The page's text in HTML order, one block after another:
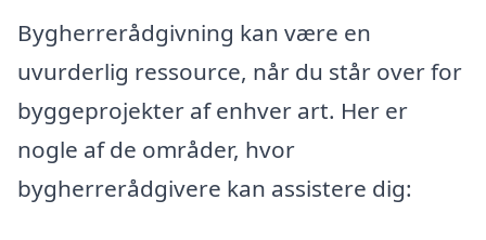
Bygherrerådgivning kan være en
uvurderlig ressource, når du står over for
byggeprojekter af enhver art. Her er
nogle af de områder, hvor
bygherrerådgivere kan assistere dig: